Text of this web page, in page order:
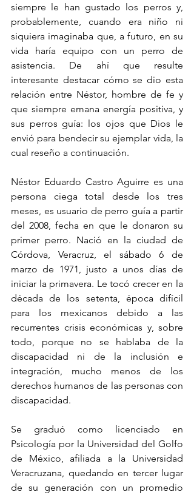
siempre le han gustado los perros y,
probablemente, cuando era niño ni
siquiera imaginaba que, a futuro, en su
vida haría equipo con un perro de
asistencia. De ahí que resulte
interesante destacar cómo se dio esta
relación entre Néstor, hombre de fe y
que siempre emana energía positiva, y
sus perros guía: los ojos que Dios le
envió para bendecir su ejemplar vida, la
cual reseño a continuación.
Néstor Eduardo Castro Aguirre es una
persona ciega total desde los tres
meses, es usuario de perro guía a partir
del 2008, fecha en que le donaron su
primer perro. Nació en la ciudad de
Córdova, Veracruz, el sábado 6 de
marzo de 1971, justo a unos días de
iniciar la primavera. Le tocó crecer en la
década de los setenta, época difícil
para los mexicanos debido a las
recurrentes crisis económicas y, sobre
todo, porque no se hablaba de la
discapacidad ni de la inclusión e
integración, mucho menos de los
derechos humanos de las personas con
discapacidad.
Se graduó como licenciado en
Psicología por la Universidad del Golfo
de México, afiliada a la Universidad
Veracruzana, quedando en tercer lugar
de su generación con un promedio